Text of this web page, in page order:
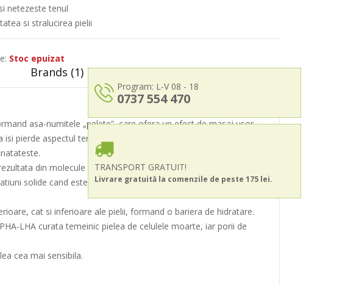
netezeste tenul
si stralucirea pielii
Stoc epuizat
Program: L-V 08 - 18
0737 554 470
TRANSPORT GRATUIT!
Livrare gratuită la comenzile de peste 175 lei.
Brands (1)
asa-numitele „pelete”, care ofera un efect de masaj usor.
pierde aspectul tern si descuamat. Fata devine stralucitoare si
din molecule de glucoza, ce functioneaza ca emulgator,
solide cand este folosit, pentru a curata usor si reinnoi
cat si inferioare ale pielii, formand o bariera de hidratare.
LHA curata temeinic pielea de celulele moarte, iar porii de
cea mai sensibila.